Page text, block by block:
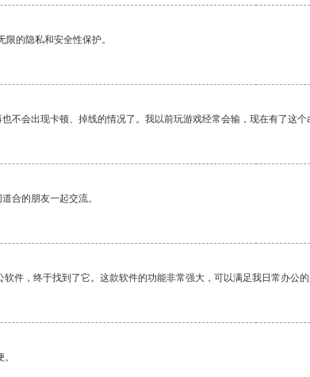
的隐私和安全性保护。
不会出现卡顿、掉线的情况了。我以前玩游戏经常会输，现在有了这个
合的朋友一起交流。
件，终于找到了它。这款软件的功能非常强大，可以满足我日常办公